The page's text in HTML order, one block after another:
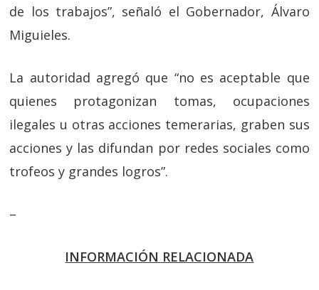
de los trabajos”, señaló el Gobernador, Álvaro
Miguieles.
La autoridad agregó que “no es aceptable que
quienes protagonizan tomas, ocupaciones
ilegales u otras acciones temerarias, graben sus
acciones y las difundan por redes sociales como
trofeos y grandes logros”.
–
INFORMACIÓN RELACIONADA